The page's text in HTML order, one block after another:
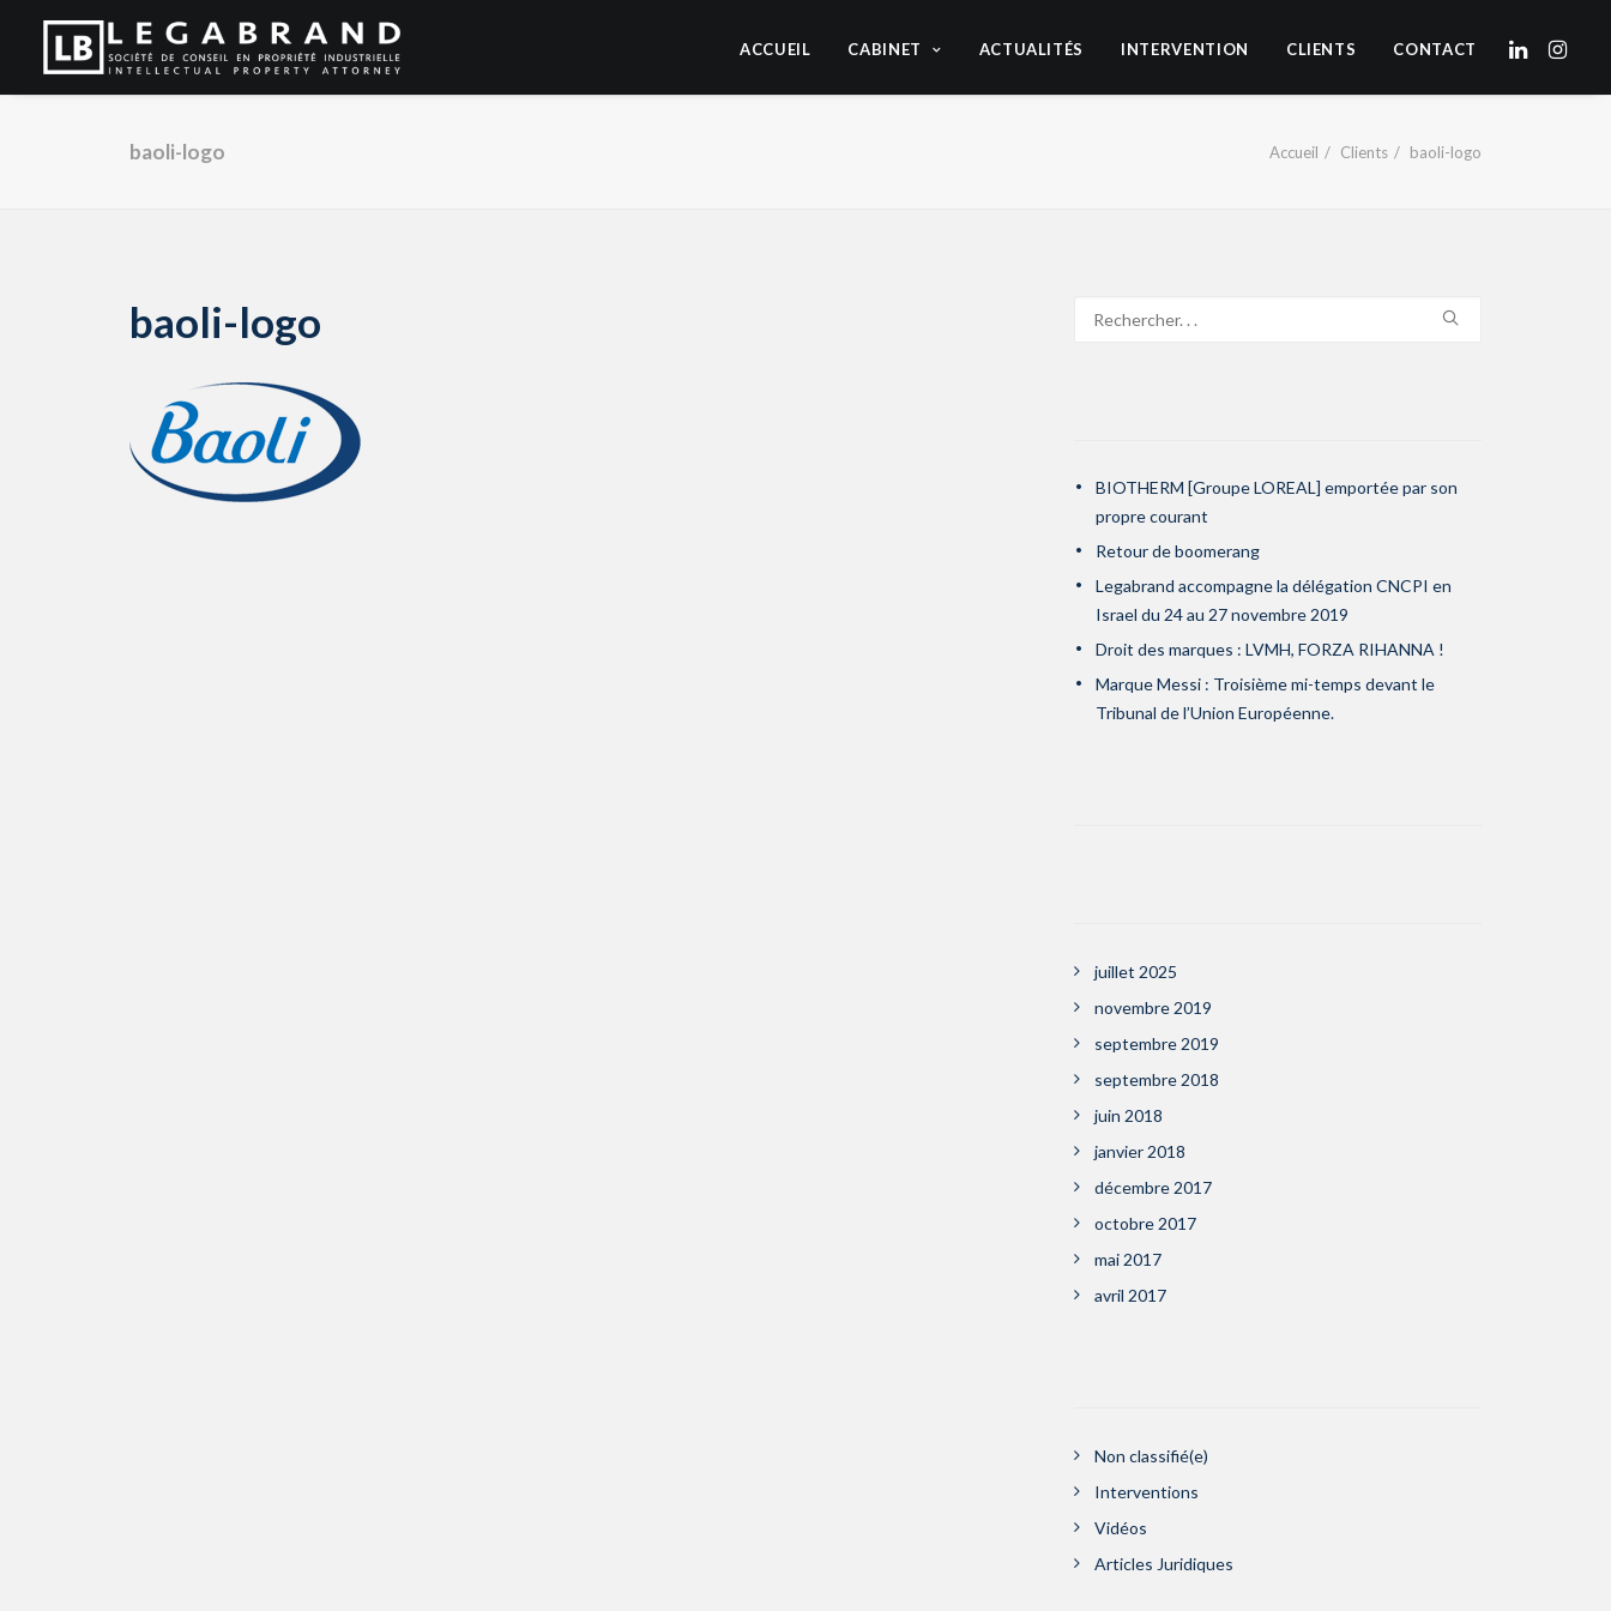
ACCUEIL CABINET ACTUALITÉS INTERVENTION CLIENTS CONTACT
baoli-logo Accueil Clients baoli-logo
baoli-logo
BIOTHERM [Groupe LOREAL] emportée par son
propre courant
Retour de boomerang
Legabrand accompagne la délégation CNCPI en
Israel du 24 au 27 novembre 2019
Droit des marques : LVMH, FORZA RIHANNA !
Marque Messi : Troisième mi-temps devant le
Tribunal de l’Union Européenne.
juillet 2025
novembre 2019
septembre 2019
septembre 2018
juin 2018
janvier 2018
décembre 2017
octobre 2017
mai 2017
avril 2017
Non classifié(e)
Interventions
Vidéos
Articles Juridiques